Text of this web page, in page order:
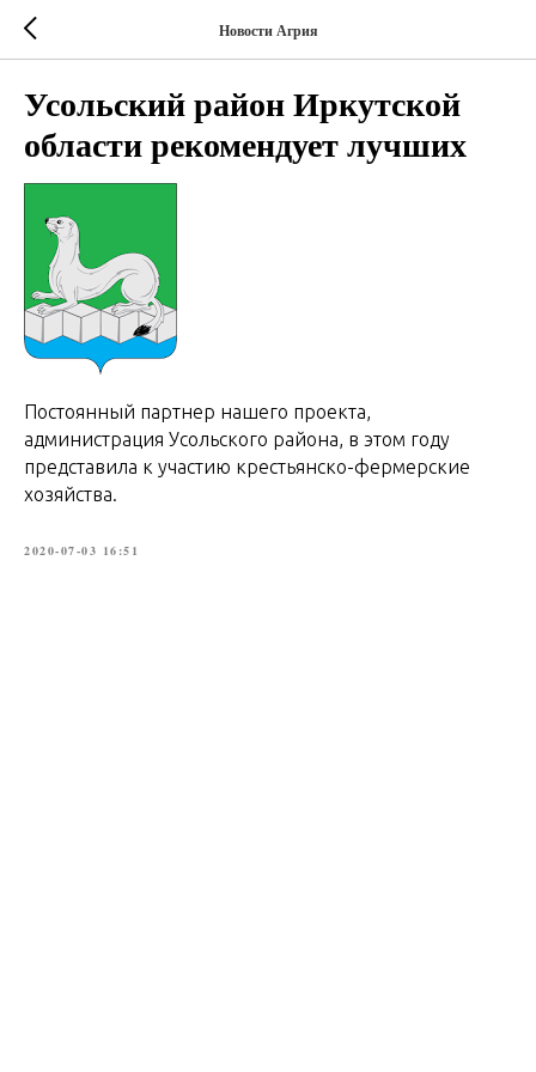
Новости Агрия
Усольский район Иркутской
области рекомендует лучших
Постоянный партнер нашего проекта,
администрация Усольского района, в этом году
представила к участию крестьянско-фермерские
хозяйства.
2020-07-03 16:51